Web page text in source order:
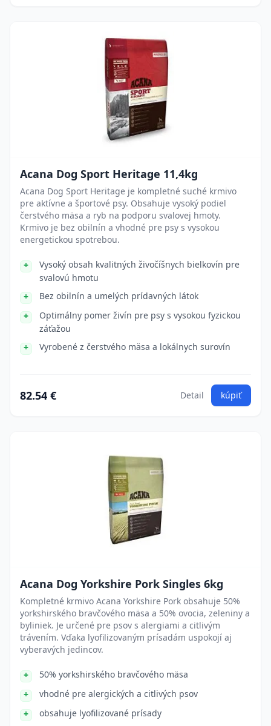
Acana Dog Sport Heritage 11,4kg
Acana Dog Sport Heritage je kompletné suché krmivo
pre aktívne a športové psy. Obsahuje vysoký podiel
čerstvého mäsa a ryb na podporu svalovej hmoty.
Krmivo je bez obilnín a vhodné pre psy s vysokou
energetickou spotrebou.
Vysoký obsah kvalitných živočíšnych bielkovín pre
svalovú hmotu
Bez obilnín a umelých prídavných látok
Optimálny pomer živín pre psy s vysokou fyzickou
záťažou
Vyrobené z čerstvého mäsa a lokálnych surovín
82.54 € Detail kúpiť
Acana Dog Yorkshire Pork Singles 6kg
Kompletné krmivo Acana Yorkshire Pork obsahuje 50%
yorkshirského bravčového mäsa a 50% ovocia, zeleniny a
byliniek. Je určené pre psov s alergiami a citlivým
trávením. Vďaka lyofilizovaným prísadám uspokojí aj
vyberavých jedincov.
50% yorkshirského bravčového mäsa
vhodné pre alergických a citlivých psov
obsahuje lyofilizované prísady